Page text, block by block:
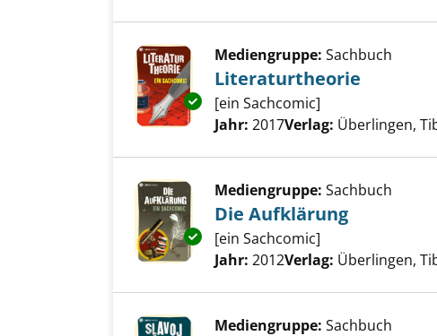
Exemplar-Details von
Mediengruppe: Sachbuch
Literaturtheorie
[ein Sachcomic]
Suche nach diesem Verfasser
Jahr: 2017Verlag: Überlingen,
Exemplar-Details von Die Aufklärung
Mediengruppe: Sachbuch
Die Aufklärung
[ein Sachcomic]
Suche nach diesem Verfasser
Jahr: 2012Verlag: Überlingen,
Mediengruppe: Sachbuch